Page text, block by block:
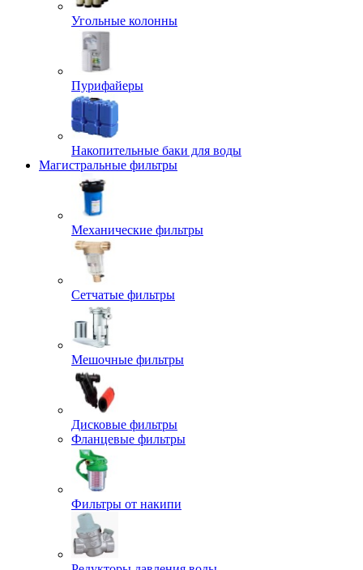
Угольные колонны
Пурифайеры
Накопительные баки для воды
Магистральные фильтры
Механические фильтры
Сетчатые фильтры
Мешочные фильтры
Дисковые фильтры
Фланцевые фильтры
Фильтры от накипи